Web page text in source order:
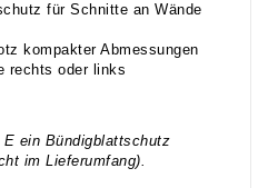
für Schnitte an Wände
kompakter Abmessungen
rechts oder links
ein Bündigblattschutz
im Lieferumfang).